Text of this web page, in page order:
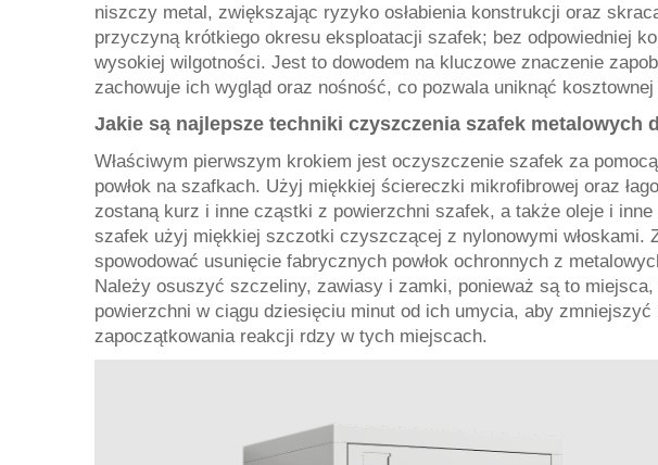
niszczy metal, zwiększając ryzyko osłabienia konstrukcji oraz
przyczyną krótkiego okresu eksploatacji szafek; bez odpowiedniej
wysokiej wilgotności. Jest to dowodem na kluczowe znaczenie
zachowuje ich wygląd oraz nośność, co pozwala uniknąć kosztownej
Jakie są najlepsze techniki czyszczenia szafek metalowych
Właściwym pierwszym krokiem jest oczyszczenie szafek za
powłok na szafkach. Użyj miękkiej ściereczki mikrofibrowej oraz
zostaną kurz i inne cząstki z powierzchni szafek, a także oleje i
szafek użyj miękkiej szczotki czyszczącej z nylonowymi
spowodować usunięcie fabrycznych powłok ochronnych z
Należy osuszyć szczeliny, zawiasy i zamki, ponieważ są to
powierzchni w ciągu dziesięciu minut od ich umycia, aby
zapoczątkowania reakcji rdzy w tych miejscach.